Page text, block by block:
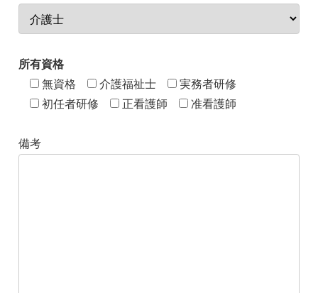
所有資格
無資格
介護福祉士
実務者研修
初任者研修
正看護師 准看護師
備考